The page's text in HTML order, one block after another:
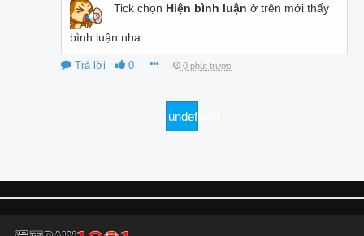
Tick chọn Hiện bình luận ở trên mới thấy
bình luận nha
Trả lời 0 0 phút trước
undefined